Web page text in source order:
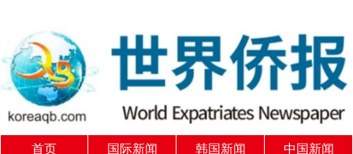
首页 国际新闻 韩国新闻 中国新闻